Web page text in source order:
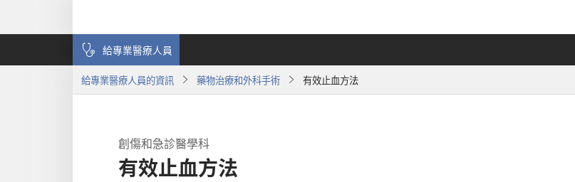
給專業醫療人員
給專業醫療人員的資訊 藥物治療和外科手術 有效止血方法
創傷和急診醫學科
有效止血方法